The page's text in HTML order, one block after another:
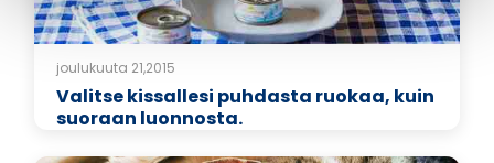
joulukuuta 21,2015
Valitse kissallesi puhdasta ruokaa, kuin
suoraan luonnosta.